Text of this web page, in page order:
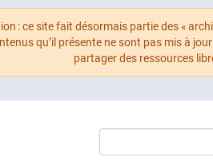
: ce site fait désormais partie des «
qu’il présente ne sont pas mis à
partager des ressources
Search
Terms